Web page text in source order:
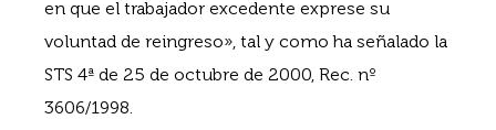
en que el trabajador excedente exprese su
voluntad de reingreso», tal y como ha señalado la
STS 4ª de 25 de octubre de 2000, Rec. nº
3606/1998.